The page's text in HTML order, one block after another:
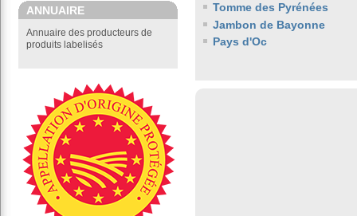
ANNUAIRE
Annuaire des producteurs de
produits labelisés
Tomme des Pyrénées
Jambon de Bayonne
Pays d'Oc